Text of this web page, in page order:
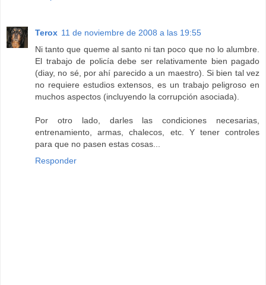
Terox 11 de noviembre de 2008 a las 19:55
Ni tanto que queme al santo ni tan poco que no lo alumbre.
El trabajo de policía debe ser relativamente bien pagado
(diay, no sé, por ahí parecido a un maestro). Si bien tal vez
no requiere estudios extensos, es un trabajo peligroso en
muchos aspectos (incluyendo la corrupción asociada).
Por otro lado, darles las condiciones necesarias,
entrenamiento, armas, chalecos, etc. Y tener controles
para que no pasen estas cosas...
Responder